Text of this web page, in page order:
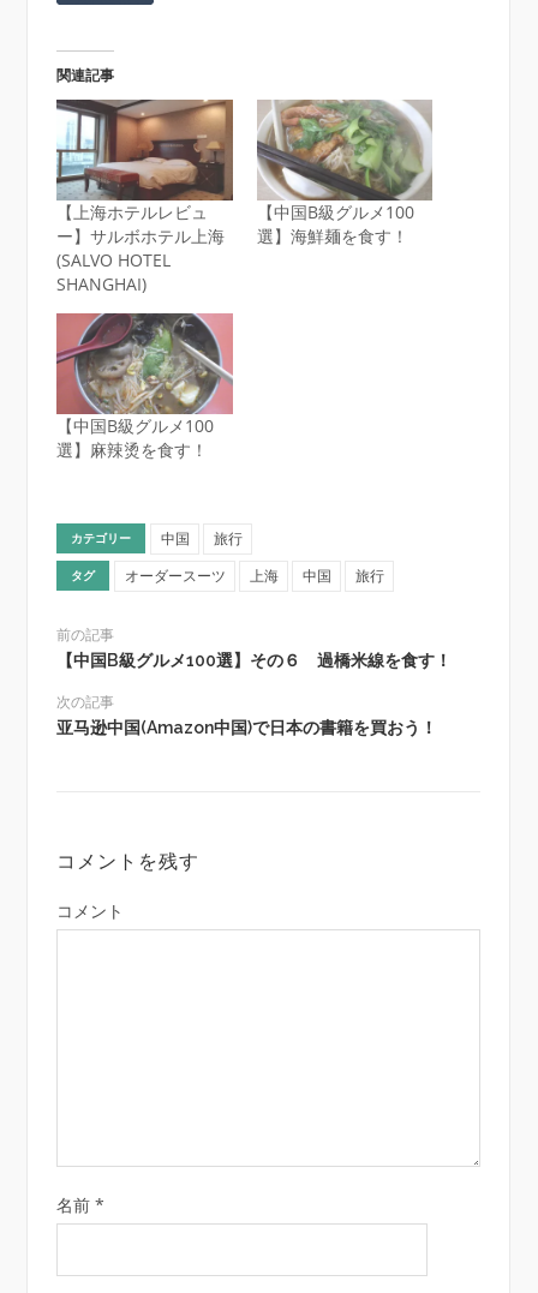
関連記事
【上海ホテルレビュ
ー】サルボホテル上海
(SALVO HOTEL
SHANGHAI)
【中国B級グルメ100
選】海鮮麺を食す！
【中国B級グルメ100
選】麻辣烫を食す！
カテゴリー 中国 旅行
タグ オーダースーツ 上海 中国 旅行
前の記事
【中国B級グルメ100選】その６ 過橋米線を食す！
次の記事
亚马逊中国(Amazon中国)で日本の書籍を買おう！
コメントを残す
コメント
名前 *